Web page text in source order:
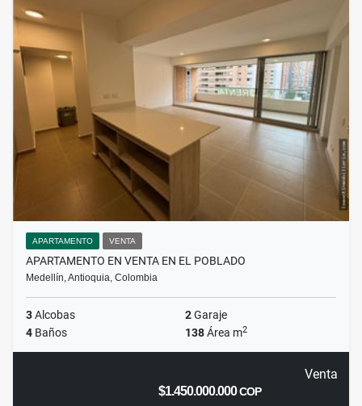
APARTAMENTO VENTA
APARTAMENTO EN VENTA EN EL POBLADO
Medellín, Antioquia, Colombia
3Alcobas 2Garaje
4 Baños 138Área m2
Venta
$1.450.000.000COP